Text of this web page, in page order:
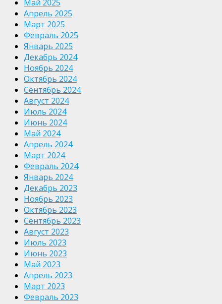
Май 2025
Апрель 2025
Март 2025
Февраль 2025
Январь 2025
Декабрь 2024
Ноябрь 2024
Октябрь 2024
Сентябрь 2024
Август 2024
Июль 2024
Июнь 2024
Май 2024
Апрель 2024
Март 2024
Февраль 2024
Январь 2024
Декабрь 2023
Ноябрь 2023
Октябрь 2023
Сентябрь 2023
Август 2023
Июль 2023
Июнь 2023
Май 2023
Апрель 2023
Март 2023
Февраль 2023